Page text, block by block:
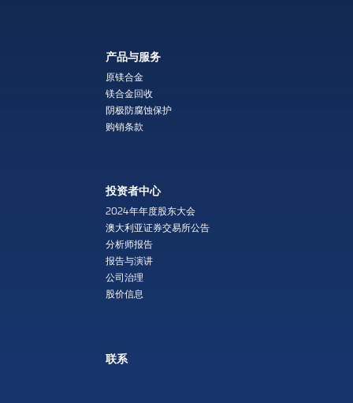
产品与服务
原镁合金
镁合金回收
阴极防腐蚀保护
购销条款
投资者中心
2024年年度股东大会
澳大利亚证券交易所公告
分析师报告
报告与演讲
公司治理
股价信息
联系